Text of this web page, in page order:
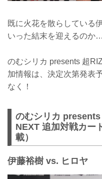
既に火花を散らしている
いった結末を迎えるのか…
のむシリカ presents 超
加情報は、決定次第発表
なく！
のむシリカ
NEXT 追加対戦カー
載）
伊藤裕樹 vs. ヒロヤ